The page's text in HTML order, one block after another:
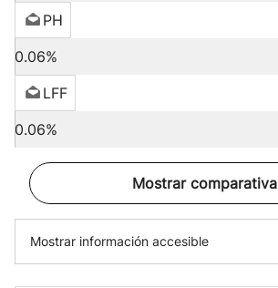
PH
0.06%
LFF
0.06%
Mostrar comparativa
Mostrar información accesible